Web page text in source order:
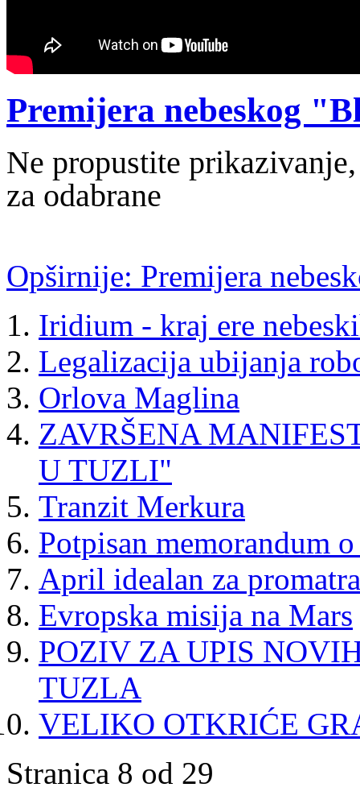
Premijera nebeskog
Ne propustite
za odabrane
Opširnije: Premijera
Iridium - kraj ere
Legalizacija ubijanja
Orlova Maglina
ZAVRŠENA
U TUZLI"
Tranzit Merkura
Potpisan memorandum
April idealan za
Evropska misija na Mars
POZIV ZA UPIS
TUZLA
VELIKO OTKRIĆE
Stranica 8 od 29